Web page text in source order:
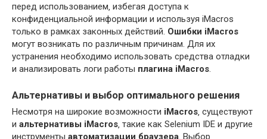
перед использованием‚ избегая доступа к
конфиденциальной информации и используя iMacros
только в рамках законных действий. Ошибки iMacros
могут возникать по различным причинам. Для их
устранения необходимо использовать средства отладки
и анализировать логи работы плагина iMacros.
Альтернативы и выбор оптимального решения
Несмотря на широкие возможности iMacros‚ существуют
и альтернативы iMacros‚ такие как Selenium IDE и другие
инструменты автоматизации браузера. Выбор